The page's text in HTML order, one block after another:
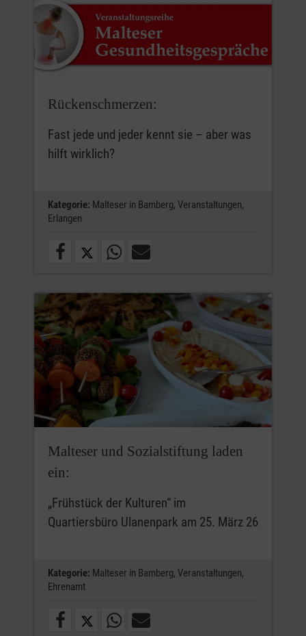
Rückenschmerzen:
Fast jede und jeder kennt sie – aber was
hilft wirklich?
Kategorie: Malteser in Bamberg, Veranstaltungen,
Erlangen
Malteser und Sozialstiftung laden
ein:
„Frühstück der Kulturen“ im
Quartiersbüro Ulanenpark am 25. März 26
Kategorie: Malteser in Bamberg, Veranstaltungen,
Ehrenamt